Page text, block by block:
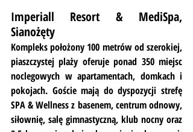
Imperiall Resort & MediSpa,
Sianożęty
Kompleks położony 100 metrów od szerokiej,
piaszczystej plaży oferuje ponad 350 miejsc
noclegowych w apartamentach, domkach i
pokojach. Goście mają do dyspozycji strefę
SPA & Wellness z basenem, centrum odnowy,
siłownię, salę gimnastyczną, klub nocny oraz